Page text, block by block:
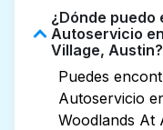
¿Dónde
Autoservicio
Village, Austin?
Puedes
Autoservicio
Woodlands At